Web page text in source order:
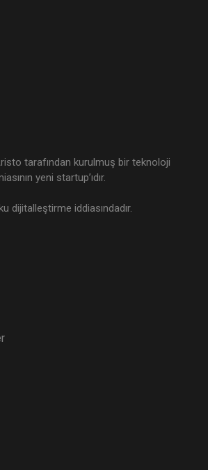
tarafından kurulmuş bir teknoloji
yeni startup’ıdır.
dijitalleştirme iddiasındadır.